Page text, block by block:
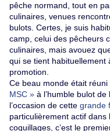
pêche normand, tout en
culinaires, venues
bulots. Certes, je suis
camp, celui des pêcheurs
culinaires, mais avouez
qui se tient habituellement
promotion.
Ce beau monde était
MSC » à l’humble bulot
l’occasion de cette grande
particulièrement actif
coquillages, c’est le